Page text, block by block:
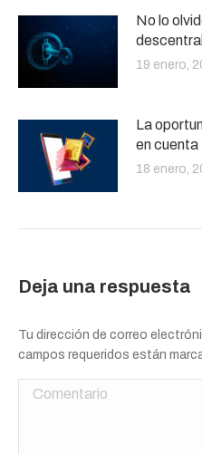
No lo
19 enero,
La
en cuenta
18 enero,
Deja una respuesta
Tu dirección de correo
campos requeridos están
Comentario